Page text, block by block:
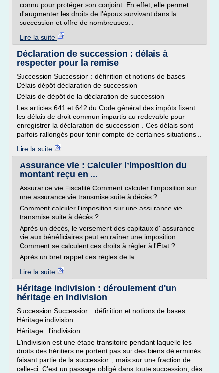
connu pour protéger son conjoint. En effet, elle permet
d'augmenter les droits de l'époux survivant dans la
succession et offre de nombreuses...
Lire la suite
Déclaration de succession : délais à
respecter pour la remise
Succession Succession : définition et notions de bases
Délais dépôt déclaration de succession
Délais de dépôt de la déclaration de succession
Les articles 641 et 642 du Code général des impôts fixent
les délais de droit commun impartis au redevable pour
enregistrer la déclaration de succession . Ces délais sont
parfois rallongés pour tenir compte de certaines situations...
Lire la suite
Assurance vie : Calculer l’imposition du
montant reçu en ...
Assurance vie Fiscalité Comment calculer l'imposition sur
une assurance vie transmise suite à décès ?
Comment calculer l'imposition sur une assurance vie
transmise suite à décès ?
Après un décès, le versement des capitaux d' assurance
vie aux bénéficiaires peut entraîner une imposition.
Comment se calculent ces droits à régler à l'État ?
Après un bref rappel des règles de la...
Lire la suite
Héritage indivision : déroulement d'un
héritage en indivision
Succession Succession : définition et notions de bases
Héritage indivision
Héritage : l'indivision
L'indivision est une étape transitoire pendant laquelle les
droits des héritiers ne portent pas sur des biens déterminés
faisant partie de la succession , mais sur une fraction de
celle-ci. C'est un passage obligé dans toute succession, dès